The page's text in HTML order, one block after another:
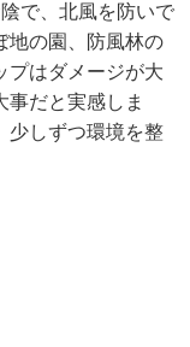
で、北風を防いで
地の園、防風林の
プはダメージが大
事だと実感しま
少しずつ環境を整